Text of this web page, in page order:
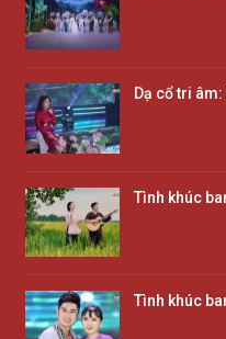
Dạ cổ tri
Tình khúc
Tình khúc